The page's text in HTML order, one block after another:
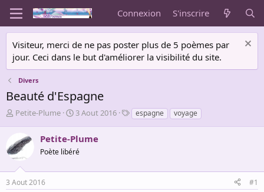
Connexion S'inscrire
Visiteur, merci de ne pas poster plus de 5 poèmes par
jour. Ceci dans le but d'améliorer la visibilité du site.
Divers
Beauté d'Espagne
A
e
u
d
e
Petite-Plume
D
t
e
d
d
3 Aout 2016
T
a
espagne voyage
Petite-Plume
Poète libéré
3 Aout 2016 #1